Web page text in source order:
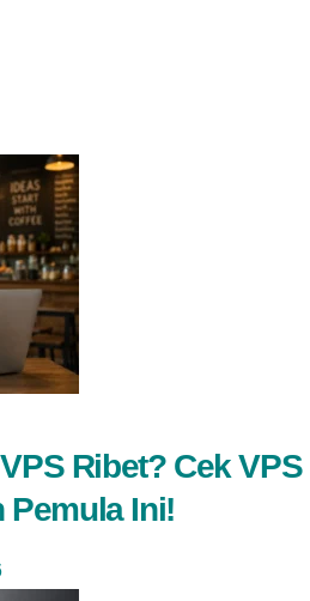
Ribet? Cek VPS
Pemula Ini!